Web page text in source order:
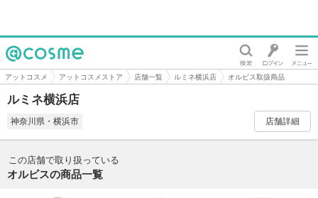
@cosme
アットコスメ アットコスメストア 店舗一覧 ルミネ横浜店 オルビス取扱商品
ルミネ横浜店
神奈川県・横浜市 店舗詳細
この店舗で取り扱っている
オルビスの商品一覧